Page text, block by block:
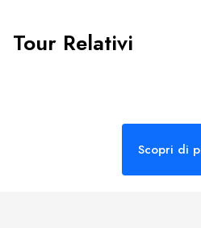
Tour Relativi
Scopri di